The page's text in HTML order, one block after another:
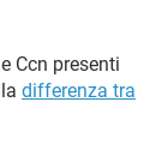
Ccn presenti
differenza tra